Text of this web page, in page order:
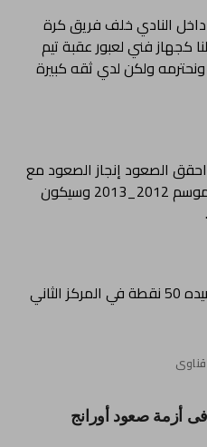
النادي خلف فريق كرة
كجهاز فني لعبور عقبة تيم
ولكن لدي ثقه كبيرة
احقق الصعود إنجاز الصعود مع
المنيا مثلما فعلت من قبل في موسم 2012_2013 وسيكون
يذكر أن نادي المنيا يملك في رصيده 50 نقطة في المركز الثاني
أزمة صعود أورانج